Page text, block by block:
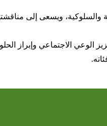
والسلوكية، ويسعى إلى
الاجتماعي وإبراز